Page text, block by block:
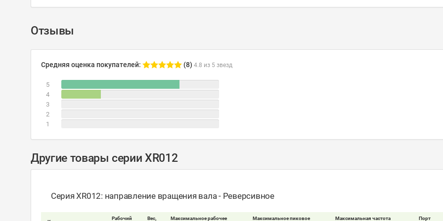
Отзывы
Средняя оценка покупателей: (8) 4.8 из 5 звезд
5
4
3
2
1
Другие товары серии XR012
Серия XR012: направление вращения вала - Реверсивное
Рабочий Вес, Максимальное рабочее Максимальное пиковое Максимальная частота Порт